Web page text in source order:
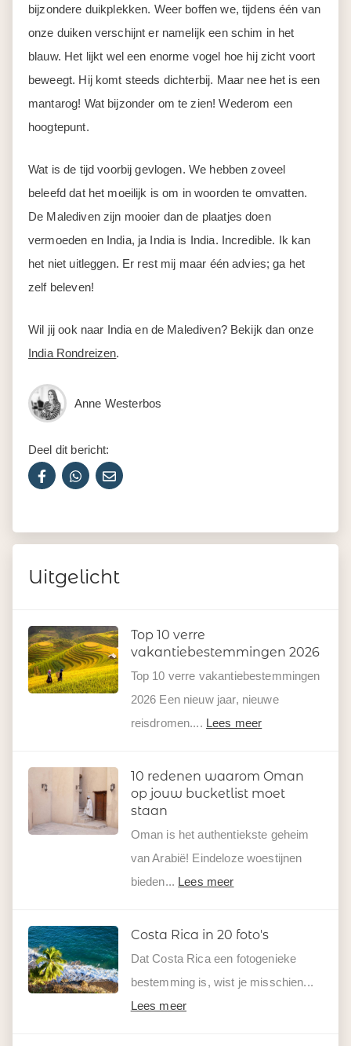
bijzondere duikplekken. Weer boffen we, tijdens één van
onze duiken verschijnt er namelijk een schim in het
blauw. Het lijkt wel een enorme vogel hoe hij zicht voort
beweegt. Hij komt steeds dichterbij. Maar nee het is een
mantarog! Wat bijzonder om te zien! Wederom een
hoogtepunt.
Wat is de tijd voorbij gevlogen. We hebben zoveel
beleefd dat het moeilijk is om in woorden te omvatten.
De Malediven zijn mooier dan de plaatjes doen
vermoeden en India, ja India is India. Incredible. Ik kan
het niet uitleggen. Er rest mij maar één advies; ga het
zelf beleven!
Wil jij ook naar India en de Malediven? Bekijk dan onze
India Rondreizen.
Anne Westerbos
Deel dit bericht:
Uitgelicht
Top 10 verre
vakantiebestemmingen 2026
Top 10 verre vakantiebestemmingen
2026 Een nieuw jaar, nieuwe
reisdromen.... Lees meer
10 redenen waarom Oman
op jouw bucketlist moet
staan
Oman is het authentiekste geheim
van Arabië! Eindeloze woestijnen
bieden... Lees meer
Costa Rica in 20 foto's
Dat Costa Rica een fotogenieke
bestemming is, wist je misschien...
Lees meer